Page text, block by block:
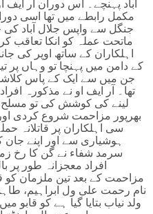
آباد پہنچے۔ اس دوران آر
مکمل رابطے میں تھا اسی
جنگل سے واپس جلال آباد کی
ماتحت عملہ کو انکا تعاقب
اہلکاران کے ساتھ اوپر کی
کے دامن میں پہنچا تو وہاں پر
جن میں سے ایک کے پاس
تھا۔ آر ایف او نے مذکورہ
لینے کی کوشش کی تو مسلح
بھرپور مزاحمت شروع کردی
سی اہلکاران پر قاتلانہ
ہوشیاری سے اور اپنے جان
سرمد شفاء نے گن کا رخ
افراد معجزانہ طور پر
مزاحمت کے بعد تین ملزمان کو
نام رحمت علی ول ابراہیم،
ولد نیاب بتایا گیا ہے کو